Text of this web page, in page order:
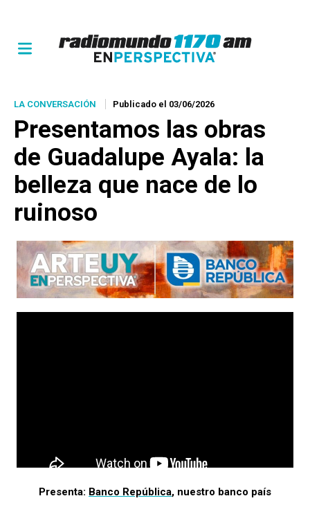
LA CONVERSACIÓN Publicado el 03/06/2026
Presentamos las obras
de Guadalupe Ayala: la
belleza que nace de lo
ruinoso
Presenta: Banco República, nuestro banco país